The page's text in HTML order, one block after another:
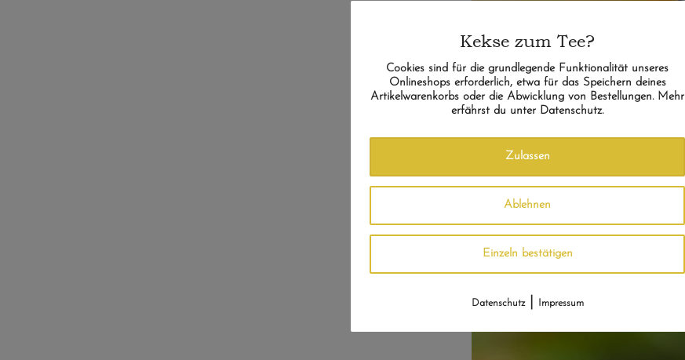
Kekse zum Tee?
Cookies sind für die grundlegende Funktionalität unseres
Onlineshops erforderlich, etwa für das Speichern deines
Artikelwarenkorbs oder die Abwicklung von Bestellungen. Mehr
erfährst du unter Datenschutz.
Zulassen
Ablehnen
Einzeln bestätigen
Datenschutz| Impressum